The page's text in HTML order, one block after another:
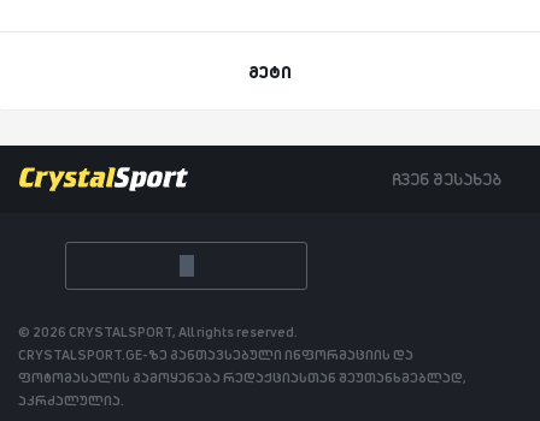
მეტი
ჩვენ შესახებ
© 2026 CRYSTALSPORT, All rights reserved.
CRYSTALSPORT.GE-ზე განთავსებული ინფორმაციის და
ფოტომასალის გამოყენება რედაქციასთან შეუთანხმებლად,
აკრძალულია.